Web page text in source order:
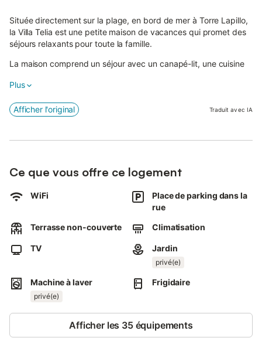
Située directement sur la plage, en bord de mer à Torre Lapillo,
la Villa Telia est une petite maison de vacances qui promet des
séjours relaxants pour toute la famille.
La maison comprend un séjour avec un canapé-lit, une cuisine
et une avec un lit double), ainsi qu'une salle de bain et peut ainsi
Elle dispose également de ventilateurs et d'une télévision.
Dans l'espace extérieur, vous pourrez commencer la journée par
romantique coucher de soleil.
Grâce aux murs qui entourent la propriété, vous bénéficiez
Un supermarché et une sélection de restaurants se trouvent à
seulement 300 m, soit 4 minutes à pied, tandis que la longue
plage de sable du village est juste devant votre porte.
Pour un plus grand choix de boutiques ou pour une excursion
culturelle, visitez la ville de Lecce, à 38 km, soit 45 minutes de
route.
Un parking est disponible sur la propriété et dans la rue. Les
animaux de compagnie sont autorisés. Le linge de lit et les
serviettes sont disponibles sur demande et moyennant des frais
Plus
Afficher l'original Traduit avec IA
Ce que vous offre ce logement
WiFi
Place de parking dans la
rue
Terrasse non-couverte
Climatisation
TV Jardin
privé(e)
Machine à laver
privé(e)
Frigidaire
Afficher les 35 équipements